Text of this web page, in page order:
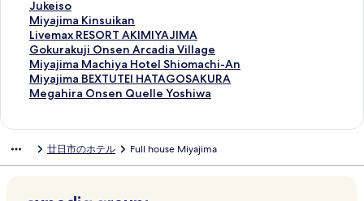
I
n
n
の
ペ
ー
ジ
リ
ン
y
a
M
i
y
a
j
A
a
h
a
m
a
O
n
o
ー
ジ
を
開
く
リ
ン
M
i
y
a
j
i
m
u
a
j
i
m
a
g
u
の
ペ
t
s
u
k
a
i
c
k
a
s
o
u
の
ペ
ー
く
リ
o
l
o
r
s
M
i
m
r
a
n
d
H
o
t
i
H
o
t
e
l
&
S
ペ
ー
の
ペ
ー
ジ
を
開
く
i
y
a
r
i
k
y
ー
ジ
u
s
h
i
m
a
I
の
r
a
y
a
の
ペ
ー
く
リ
a
j
i
m
a
C
o
o
v
e
m
a
x
R
E
A
y
o
s
a
i
n
o
o
Jukeiso
J
u
k
e
i
s
o
ジ
を
Miyajima Kinsuikan
M
i
y
a
j
i
n
Livemax RESORT AKIMIYAJIMA
L
i
v
e
m
S
Gokurakuji Onsen Arcadia Village
G
o
k
u
j
Miyajima Machiya Hotel Shiomachi-An
M
i
y
m
a
Miyajima BEXTUTEI HATAGOSAKURA
M
i
m
Megahira Onsen Quelle Yoshiwa
M
i
廿日市のホテル Full house Miyajima